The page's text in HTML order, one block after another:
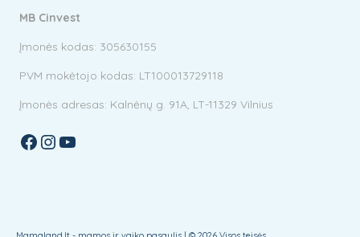
MB Cinvest
Įmonės kodas: 305630155
PVM mokėtojo kodas: LT100013729118
Įmonės adresas: Kalnėnų g. 91A, LT-11329 Vilnius
Facebook InstagramYouTube